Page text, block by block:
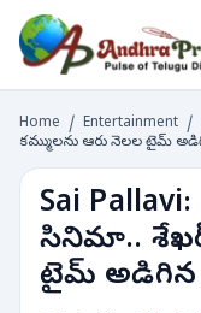
Home / Entertainment /
కమ్ములను ఆరు నెలల టైమ్
Sai
సినిమా..
టైమ్ అడిగిన